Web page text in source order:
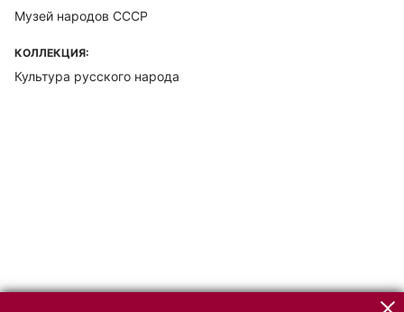
Музей народов СССР
КОЛЛЕКЦИЯ:
Культура русского народа